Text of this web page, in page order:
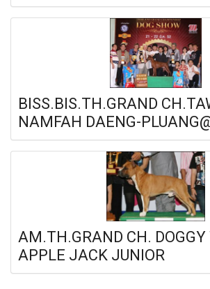
BISS.BIS.TH.GRAND
NAMFAH DAENG-
AM.TH.GRAND CH. DOGGY
APPLE JACK JUNIOR